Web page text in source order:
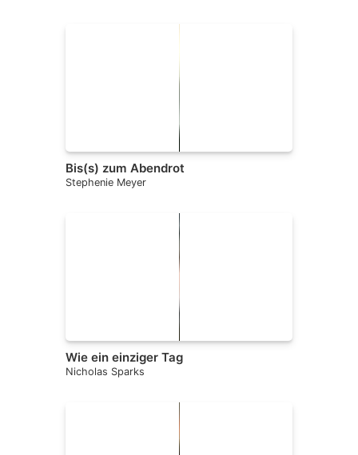
Bis(s) zum Abendrot
Stephenie Meyer
Wie ein einziger Tag
Nicholas Sparks